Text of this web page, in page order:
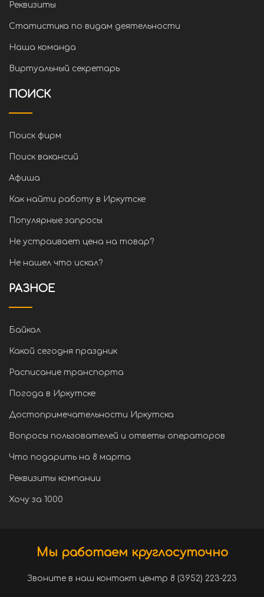
Реквизиты
Статистика по видам деятельности
Наша команда
Виртуальный секретарь
ПОИСК
Поиск фирм
Поиск вакансий
Афиша
Как найти работу в Иркутске
Популярные запросы
Не устраивает цена на товар?
Не нашел что искал?
РАЗНОЕ
Байкал
Какой сегодня праздник
Расписание транспорта
Погода в Иркутске
Достопримечательности Иркутска
Вопросы пользователей и ответы операторов
Что подарить на 8 марта
Реквизиты компании
Хочу за 1000
Мы работаем круглосуточно
Звоните в наш контакт центр 8 (3952) 223-223